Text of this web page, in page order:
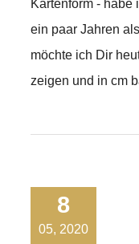
Kartenform - habe
ein paar Jahren
möchte ich Dir
zeigen und in cm
8
05, 2020